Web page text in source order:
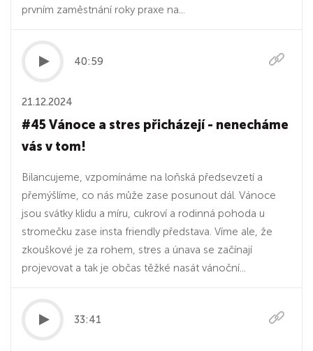
prvním zaměstnání roky praxe na...
40:59
21.12.2024
#45 Vánoce a stres přicházejí - nenecháme
vás v tom!
Bilancujeme, vzpomínáme na loňská předsevzetí a
přemýšlíme, co nás může zase posunout dál. Vánoce
jsou svátky klidu a míru, cukroví a rodinná pohoda u
stromečku zase insta friendly představa. Víme ale, že
zkouškové je za rohem, stres a únava se začínají
projevovat a tak je občas těžké nasát vánoční...
33:41